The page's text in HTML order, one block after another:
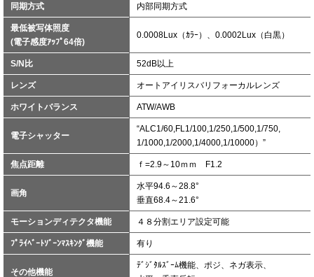
同期方式 内部同期方式
最低被写体照度
(電子感度ｱｯﾌﾟ64倍)
0.0008Lux（ｶﾗｰ）、0.0002Lux（白黒）
S/N比 52dB以上
レンズ オートアイリスバリフォーカルレンズ
ホワイトバランス ATW/AWB
電子シャッター
“ALC1/60,FL1/100,1/250,1/500,1/750,
1/1000,1/2000,1/4000,1/10000）”
焦点距離 ｆ=2.9～10ｍｍ F1.2
画角
水平94.6～28.8°
垂直68.4～21.6°
モーションディテクタ機能 ４８分割エリア設定可能
ﾌﾟﾗｲﾍﾞｰﾄｿﾞｰﾝﾏｽｷﾝｸﾞ機能 有り
その他機能
ﾃﾞｼﾞﾀﾙｽﾞｰﾑ機能、ポジ、ネガ表示、